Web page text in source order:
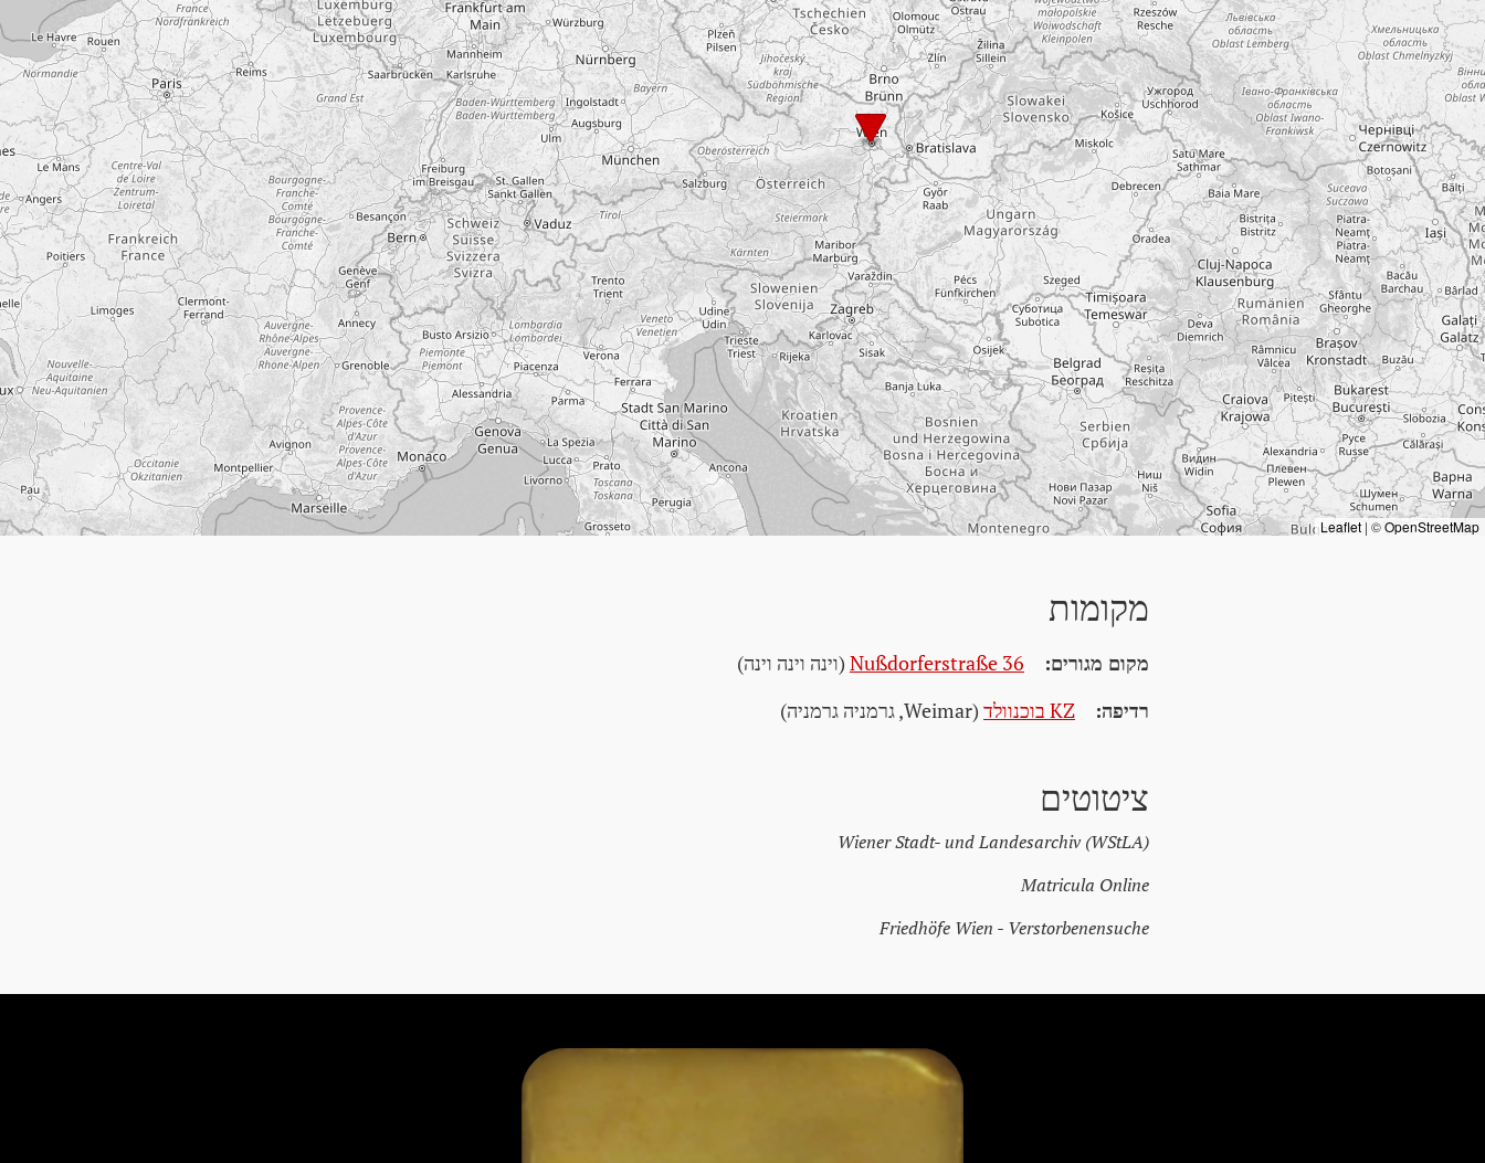
Leaflet | ©OpenStreetMap
מקומות
מקום מגורים: Nußdorferstraße 36 (וינה וינה וינה)
רדיפה:
KZ בוכנוולד (Weimar, גרמניה גרמניה)
ציטוטים
Wiener Stadt- und Landesarchiv (WStLA)
Matricula Online
Friedhöfe Wien - Verstorbenensuche